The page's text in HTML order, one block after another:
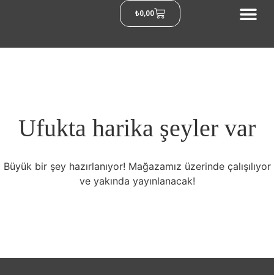
₺0,00
Ufukta harika şeyler var
Büyük bir şey hazırlanıyor! Mağazamız üzerinde çalışılıyor
ve yakında yayınlanacak!